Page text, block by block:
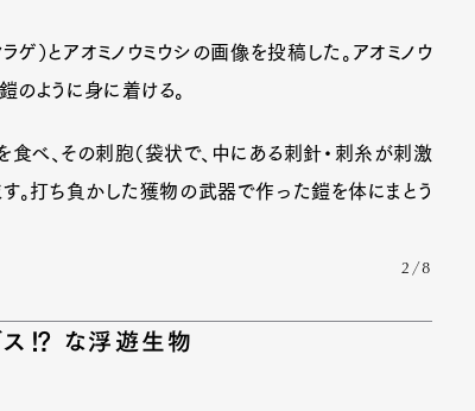
）とアオミノウミウシの画像を投稿した。アオミノウ
のように身に着ける。
食べ、その刺胞（袋状で、中にある刺針・刺糸が刺激
。打ち負かした獲物の武器で作った鎧を体にまとう
2/8
ス⁉ な浮遊生物